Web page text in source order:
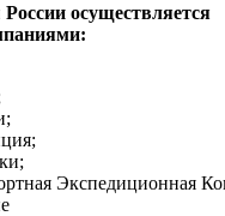
осуществляется
Экспедиционная